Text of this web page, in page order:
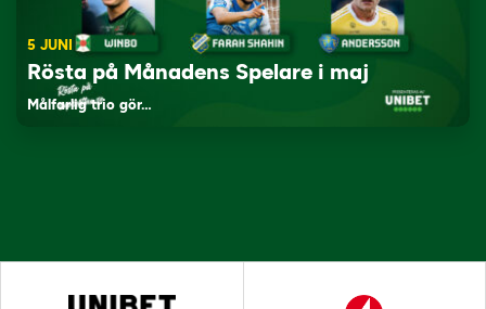
5 JUNI
Rösta på Månadens Spelare i maj
Målfarlig trio gör…